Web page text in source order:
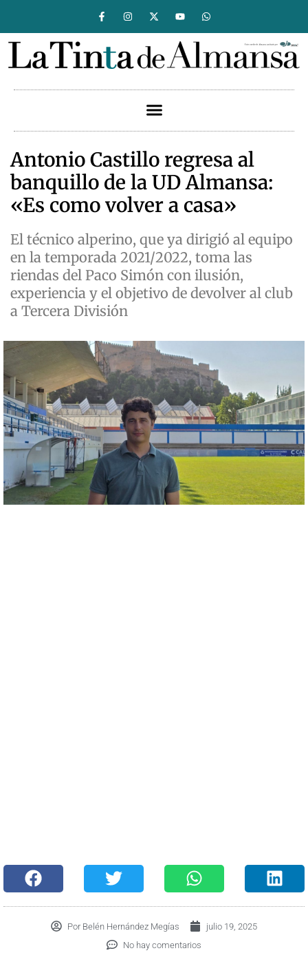
Antonio Castillo regresa al
banquillo de la UD Almansa:
«Es como volver a casa»
El técnico alperino, que ya dirigió al equipo
en la temporada 2021/2022, toma las
riendas del Paco Simón con ilusión,
experiencia y el objetivo de devolver al club
a Tercera División
Por Belén Hernández Megías
julio 19, 2025
No hay comentarios